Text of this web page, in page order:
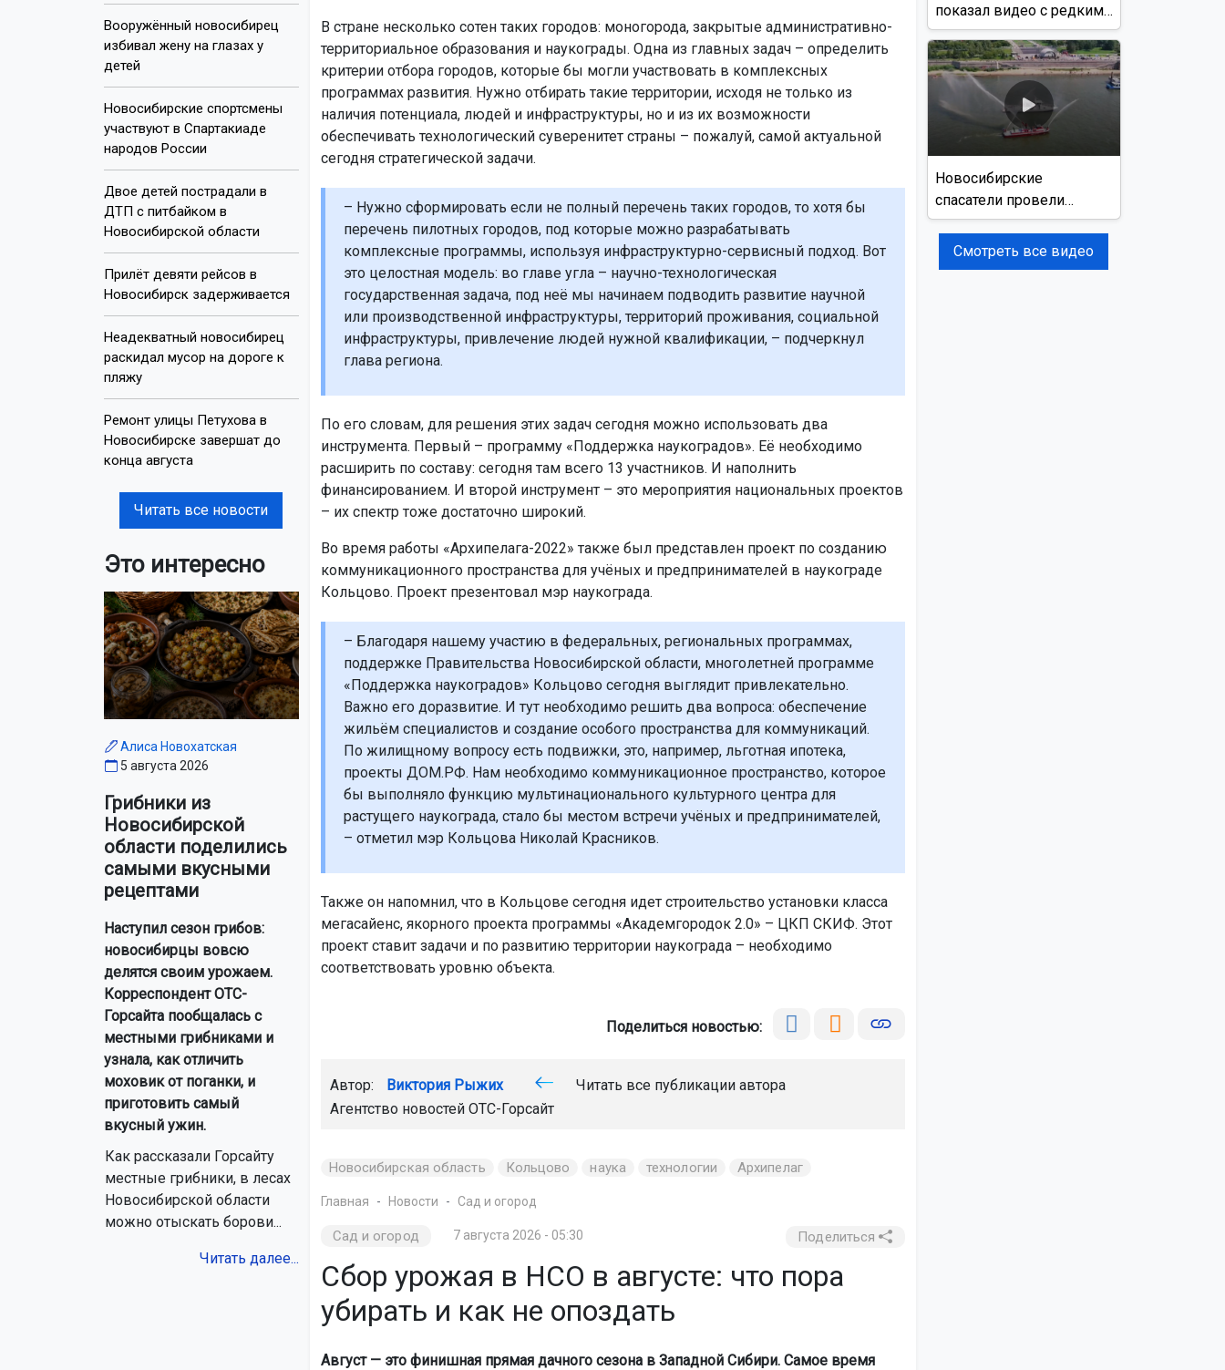
Вооружённый новосибирец
избивал жену на глазах у
детей
Новосибирские спортсмены
участвуют в Спартакиаде
народов России
Двое детей пострадали в
ДТП с питбайком в
Новосибирской области
Прилёт девяти рейсов в
Новосибирск задерживается
Неадекватный новосибирец
раскидал мусор на дороге к
пляжу
Ремонт улицы Петухова в
Новосибирске завершат до
конца августа
Читать все новости
Это интересно
Алиса Новохатская
5 августа 2026
Грибники из
Новосибирской
области поделились
самыми вкусными
рецептами
Наступил сезон грибов:
новосибирцы вовсю
делятся своим урожаем.
Корреспондент ОТС-
Горсайта пообщалась с
местными грибниками и
узнала, как отличить
моховик от поганки, и
приготовить самый
вкусный ужин.
Как рассказали Горсайту
местные грибники, в лесах
Новосибирской области
можно отыскать борови...
Читать далее...
В стране несколько сотен таких городов: моногорода, закрытые административно-
территориальное образования и наукограды. Одна из главных задач – определить
критерии отбора городов, которые бы могли участвовать в комплексных
программах развития. Нужно отбирать такие территории, исходя не только из
наличия потенциала, людей и инфраструктуры, но и из их возможности
обеспечивать технологический суверенитет страны – пожалуй, самой актуальной
сегодня стратегической задачи.
– Нужно сформировать если не полный перечень таких городов, то хотя бы
перечень пилотных городов, под которые можно разрабатывать
комплексные программы, используя инфраструктурно-сервисный подход. Вот
это целостная модель: во главе угла – научно-технологическая
государственная задача, под неё мы начинаем подводить развитие научной
или производственной инфраструктуры, территорий проживания, социальной
инфраструктуры, привлечение людей нужной квалификации, – подчеркнул
глава региона.
По его словам, для решения этих задач сегодня можно использовать два
инструмента. Первый – программу «Поддержка наукоградов». Её необходимо
расширить по составу: сегодня там всего 13 участников. И наполнить
финансированием. И второй инструмент – это мероприятия национальных проектов
– их спектр тоже достаточно широкий.
Во время работы «Архипелага-2022» также был представлен проект по созданию
коммуникационного пространства для учёных и предпринимателей в наукограде
Кольцово. Проект презентовал мэр наукограда.
– Благодаря нашему участию в федеральных, региональных программах,
поддержке Правительства Новосибирской области, многолетней программе
«Поддержка наукоградов» Кольцово сегодня выглядит привлекательно.
Важно его доразвитие. И тут необходимо решить два вопроса: обеспечение
жильём специалистов и создание особого пространства для коммуникаций.
По жилищному вопросу есть подвижки, это, например, льготная ипотека,
проекты ДОМ.РФ. Нам необходимо коммуникационное пространство, которое
бы выполняло функцию мультинационального культурного центра для
растущего наукограда, стало бы местом встречи учёных и предпринимателей,
– отметил мэр Кольцова Николай Красников.
Также он напомнил, что в Кольцове сегодня идет строительство установки класса
мегасайенс, якорного проекта программы «Академгородок 2.0» – ЦКП СКИФ. Этот
проект ставит задачи и по развитию территории наукограда – необходимо
соответствовать уровню объекта.
Поделиться новостью:
Автор: Виктория Рыжих
Читать все публикации автора
Агентство новостей ОТС-Горсайт
Новосибирская область Кольцово наука технологии Архипелаг
Главная Новости Сад и огород
Сад и огород 7 августа 2026 - 05:30 Поделиться
Сбор урожая в НСО в августе: что пора
убирать и как не опоздать
Август — это финишная прямая дачного сезона в Западной Сибири. Самое время
показал видео с редким
виверровым котом
Новосибирские
спасатели провели
учения на реке Обь
Смотреть все видео